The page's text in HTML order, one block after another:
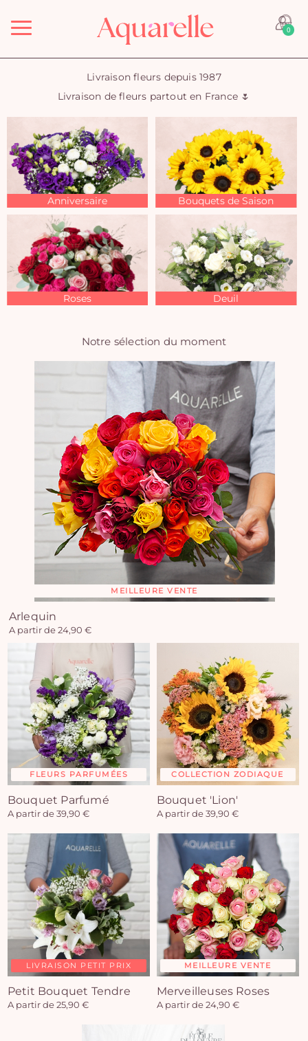
Menu 0
Livraison fleurs depuis 1987
Livraison de fleurs partout en France 🌷
Anniversaire Bouquets de Saison
Roses Deuil
Notre sélection du moment
MEILLEURE VENTE
Arlequin
A partir de 24,90 €
FLEURS PARFUMÉES
Bouquet Parfumé
A partir de 39,90 €
COLLECTION ZODIAQUE
Bouquet 'Lion'
A partir de 39,90 €
LIVRAISON PETIT PRIX
Petit Bouquet Tendre
A partir de 25,90 €
MEILLEURE VENTE
Merveilleuses Roses
A partir de 24,90 €